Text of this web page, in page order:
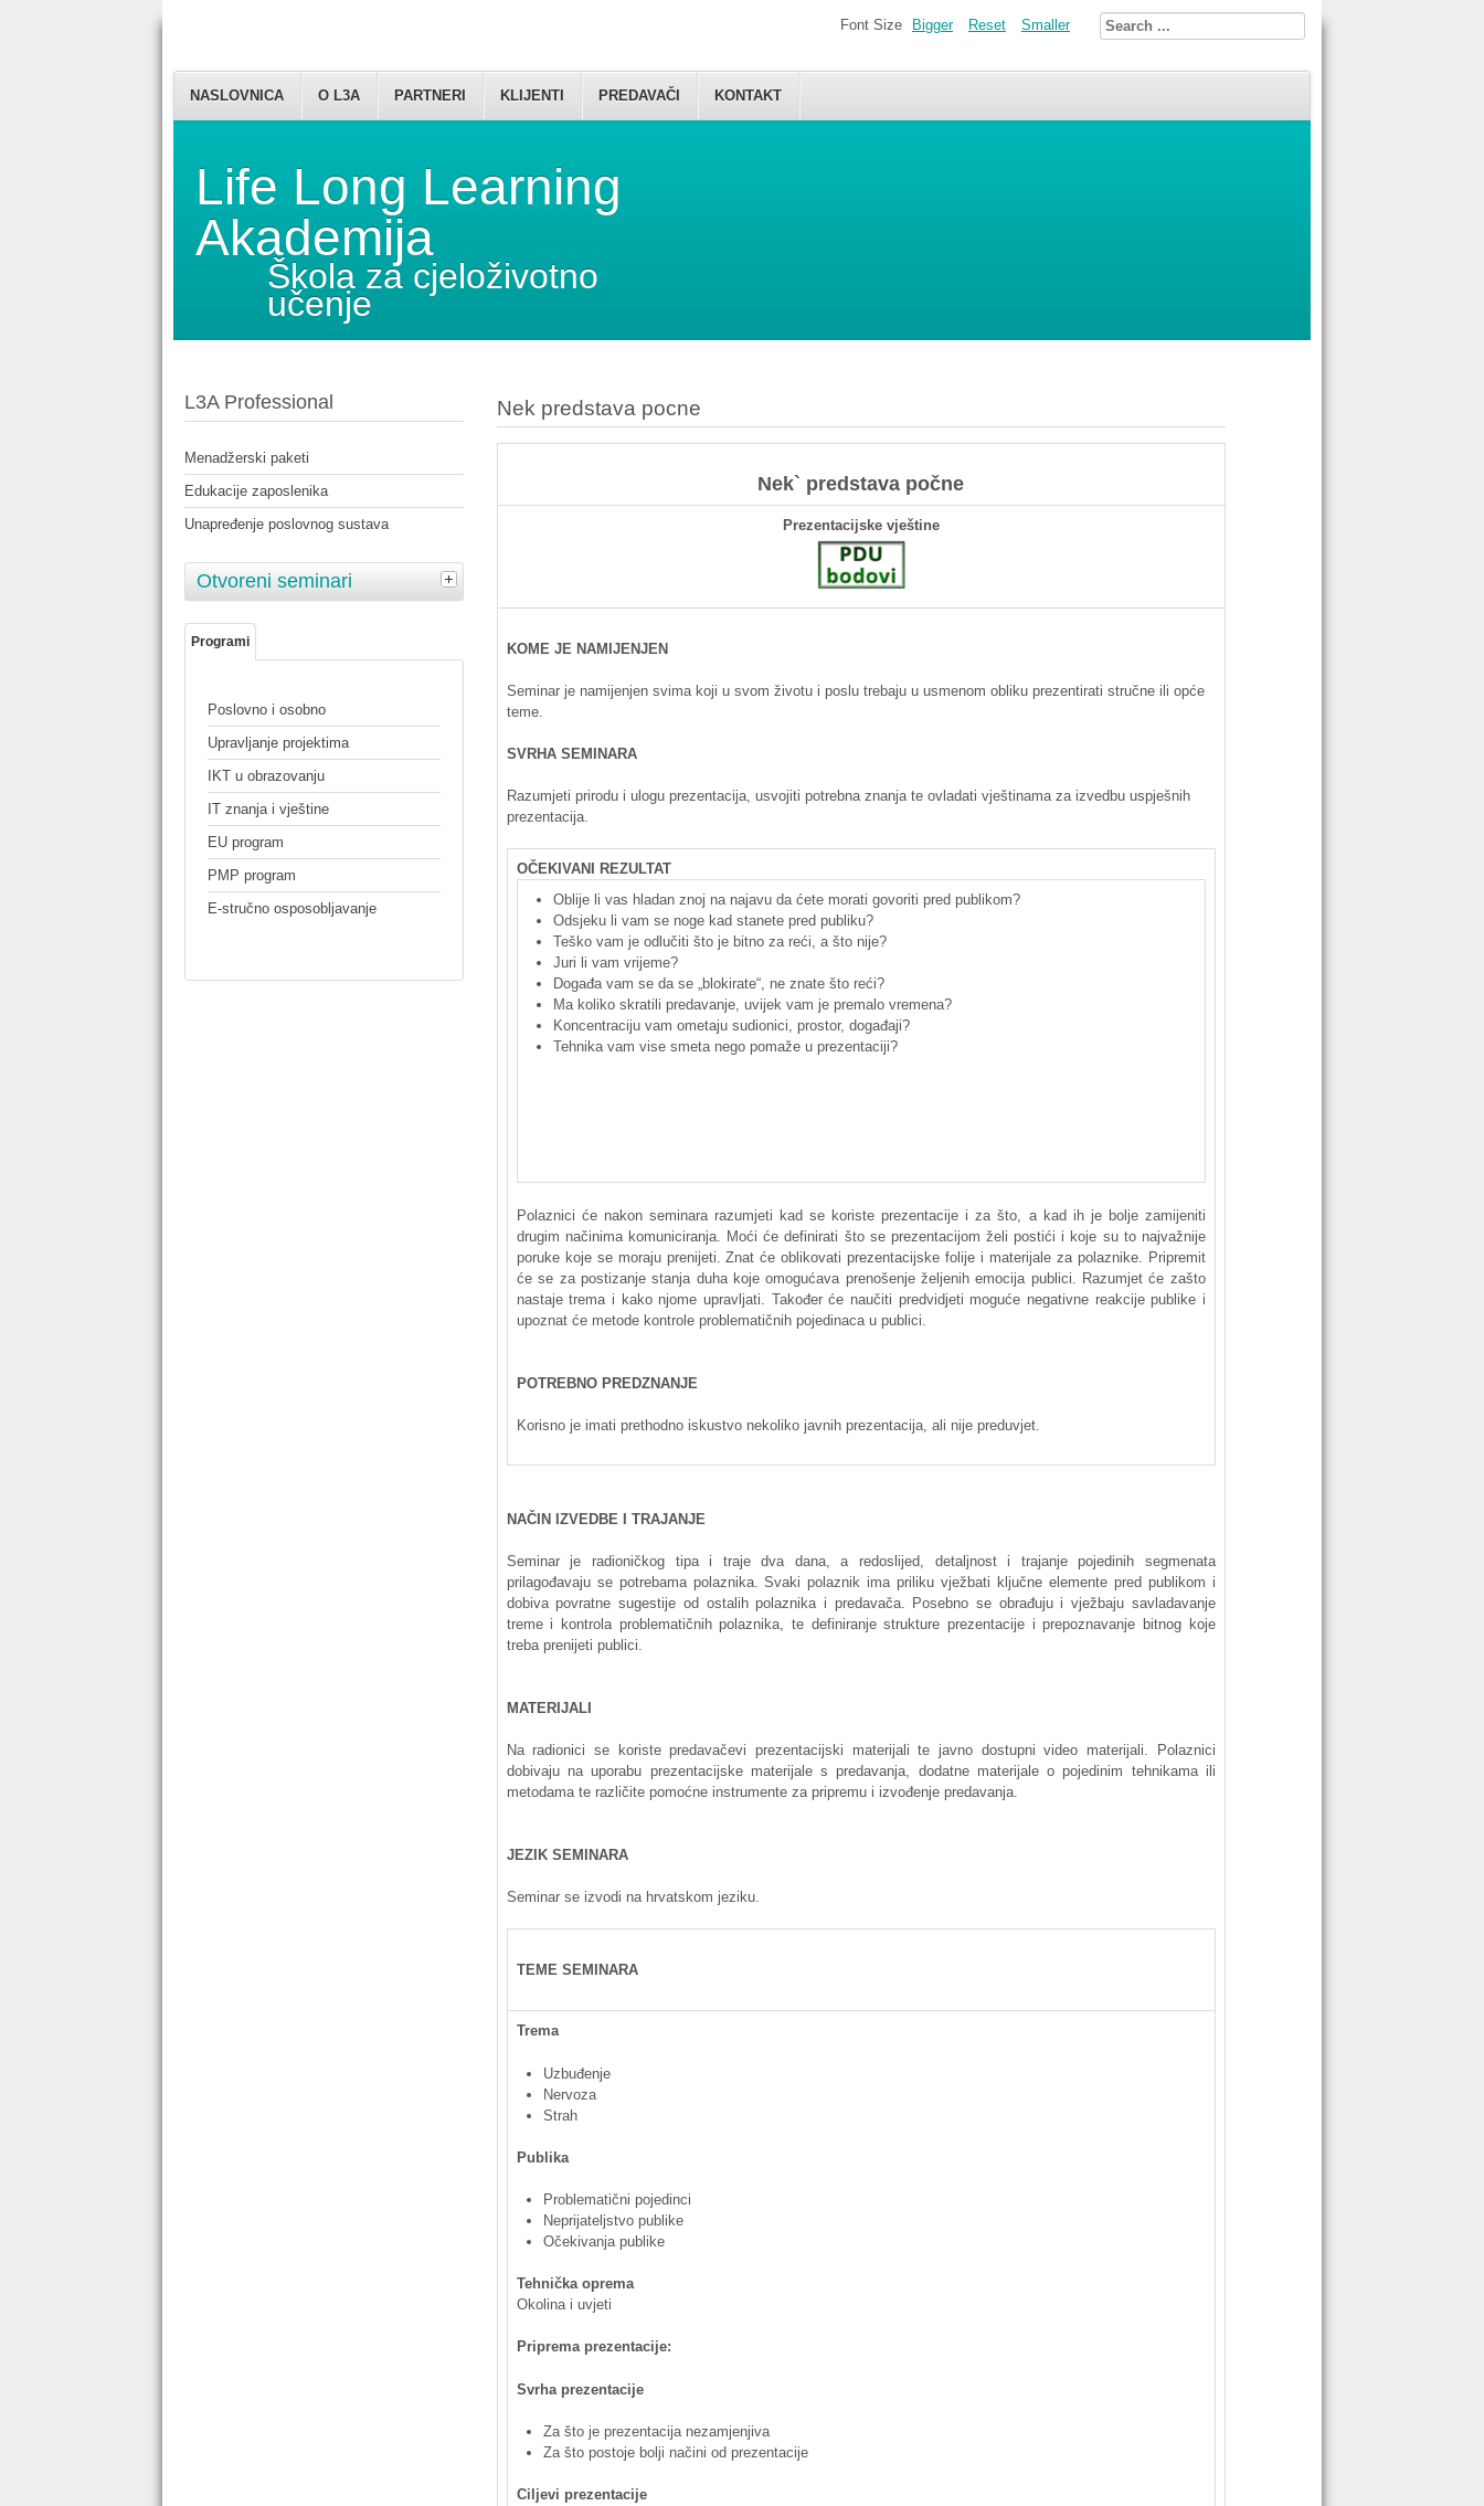
Life Long Learning
Akademija
Škola za cjeloživotno
učenje
NASLOVNICA O L3A PARTNERI KLIJENTI PREDAVAČI KONTAKT
Font Size Bigger Reset Smaller
L3A Professional
Menadžerski paketi
Edukacije zaposlenika
Unapređenje poslovnog sustava
Otvoreni seminari
Programi
Poslovno i osobno
Upravljanje projektima
IKT u obrazovanju
IT znanja i vještine
EU program
PMP program
E-stručno osposobljavanje
Nek predstava pocne
Nek` predstava počne
Prezentacijske vještine
KOMEJE NAMIJENJEN
Seminar je namijenjen svima koji u svom životui poslu trebajuu usmenom obliku prezentirati stručne ili opće
teme.
SVRHA SEMINARA
Razumjeti prirodui ulogu prezentacija, usvojiti potrebna znanja te ovladati vještinama za izvedbu uspješnih
prezentacija.
OČEKIVANI REZULTAT
Oblije li vas hladan znoj na najavu da ćete morati govoriti pred publikom?
Odsjeku li vam se noge kad stanete pred publiku?
Teško vam je odlučiti što je bitno za reći, a što nije?
Juri li vam vrijeme?
Događa vam se da se „blokirate“, ne znate što reći?
Ma koliko skratili predavanje, uvijek vam je premalo vremena?
Koncentraciju vam ometaju sudionici, prostor, događaji?
Tehnika vam vise smeta nego pomaže u prezentaciji?
Polaznici će nakon seminara razumjeti kad se koriste prezentacije i za što, a kad ih je bolje zamijeniti
drugim načinima komuniciranja. Moći će definirati što se prezentacijom želi postići i koje su to najvažnije
poruke koje se moraju prenijeti.
Znat će oblikovati prezentacijske folije i materijale zapolaznike. Pripremit
će se zapostizanje stanja duha kojeomogućava prenošenje željenih emocija publici. Razumjet će zašto
nastaje trema i kako njome upravljati. Također će naučiti predvidjeti moguće negativne reakcije publike i
upoznat će metode kontrole problematičnihpojedinaca u publici.
POTREBNO PREDZNANJE
Korisno je imati prethodno iskustvo nekoliko javnih prezentacija, ali nije preduvjet.
NAČIN IZVEDBE I TRAJANJE
Seminar je radioničkog tipa i traje dva dana, a redoslijed, detaljnost i trajanje pojedinih segmenata
prilagođavaju se potrebama polaznika. Svaki polaznik ima priliku vježbati ključne elemente pred publikom i
dobiva povratne sugestije od ostalih polaznika i predavača. Posebno se obrađuju i vježbaju savladavanje
treme i kontrola problematičnih polaznika, te definiranje strukture prezentacije i prepoznavanje bitnog koje
treba prenijeti publici.
MATERIJALI
Na radionici se koriste predavačevi prezentacijski materijali te javno dostupni video materijali. Polaznici
dobivaju na uporabu prezentacijske materijale s predavanja, dodatne materijale o pojedinim tehnikama ili
metodama te različite pomoćne instrumente za pripremu i izvođenje predavanja.
JEZIK SEMINARA
Seminar se izvodi na hrvatskom jeziku.
TEME SEMINARA
Trema
Uzbuđenje
Nervoza
Strah
Publika
Problematični pojedinci
Neprijateljstvo publike
Očekivanja publike
Tehnička oprema
Okolina i uvjeti
Priprema prezentacije:
Svrha prezentacije
Za što je prezentacija nezamjenjiva
Za što postoje bolji načini od prezentacije
Ciljevi prezentacije